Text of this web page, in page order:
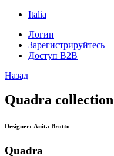
Italia
Логин
Зарегистрируйтесь
Доступ B2B
Назад
Quadra collection
Designer: Anita Brotto
Quadra